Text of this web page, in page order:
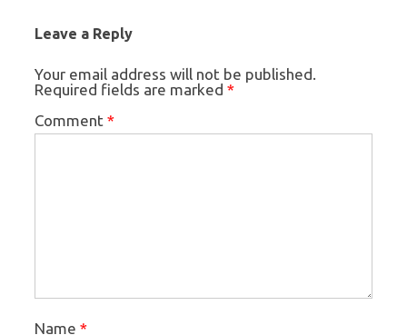
Leave a Reply
Your email address will not be published.
Required fields are marked *
Comment *
Name *